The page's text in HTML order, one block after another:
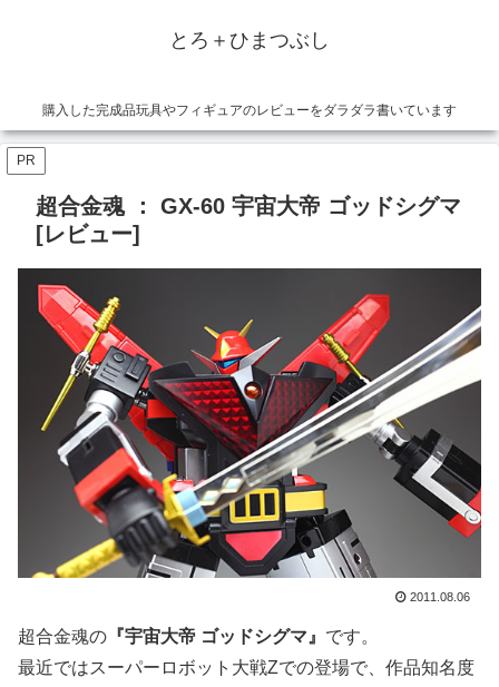
とろ＋ひまつぶし
購入した完成品玩具やフィギュアのレビューをダラダラ書いています
PR
超合金魂 ： GX-60 宇宙大帝 ゴッドシグマ
[レビュー]
2011.08.06
超合金魂の 『宇宙大帝 ゴッドシグマ』 です。
最近ではスーパーロボット大戦Zでの登場で、作品知名度